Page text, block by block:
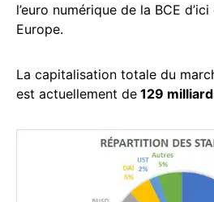
l’euro numérique de la BCE
Europe.
La capitalisation totale du
est actuellement de 129